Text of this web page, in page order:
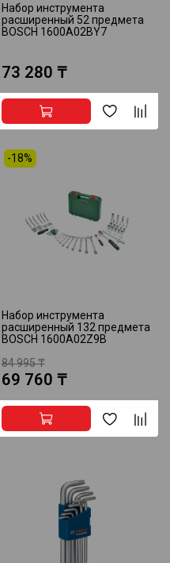
Набор инструмента
расширенный 52 предмета
BOSCH 1600A02BY7
73 280 ₸
-18%
Набор инструмента
расширенный 132 предмета
BOSCH 1600A02Z9B
84 995 ₸
69 760 ₸